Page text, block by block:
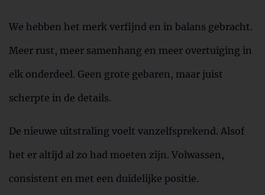
We hebben het merk verfijnd en in balans gebracht.
Meer rust, meer samenhang en meer overtuiging in
elk onderdeel. Geen grote gebaren, maar juist
scherpte in de details.
De nieuwe uitstraling voelt vanzelfsprekend. Alsof
het er altijd al zo had moeten zijn. Volwassen,
consistent en met een duidelijke positie.